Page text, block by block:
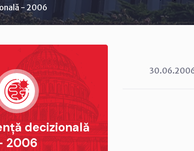
- 2006
decizională
2006